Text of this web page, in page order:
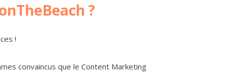
?
!
convaincus que le Content Marketing